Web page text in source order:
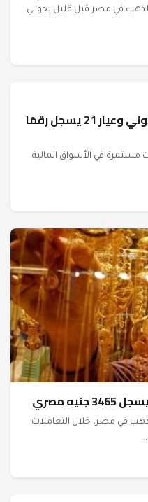
في مصر قبل قليل بحوالي
أسعار الذهب اليوم.. ارتفاع جنوني وعيار 21 يسجل رقمًا
مستمرة في الأسواق المالية
في مصر، خلال التعاملات